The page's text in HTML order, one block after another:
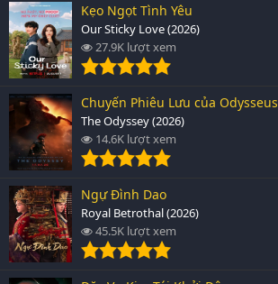
Kẹo Ngọt Tình Yêu
Our Sticky Love (2026)
27.9K lượt xem
Chuyến Phiêu Lưu của Odysseus
The Odyssey (2026)
14.6K lượt xem
Ngự Đình Dao
Royal Betrothal (2026)
45.5K lượt xem